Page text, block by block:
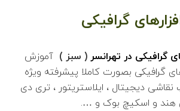
گرافیکی
گرافیکی در تهرانسر ( سبز ) آموزش
گرافیکی بصورت کاملا پیشرفته ویژه
نقاشی دیجیتال ، ایلاستریتور ، تری دی
هند و اسکیچ بوک و ….